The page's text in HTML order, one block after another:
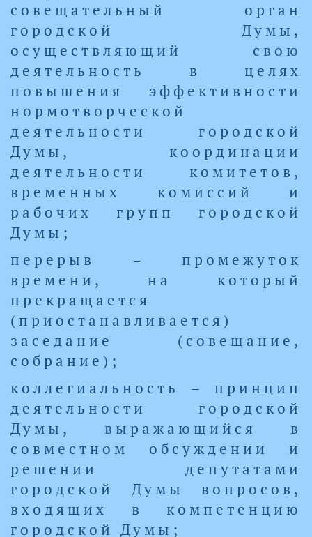
совещательный орган
городской Думы,
осуществляющий свою
деятельность в целях
повышения эффективности
нормотворческой
деятельности городской
Думы, координации
деятельности комитетов,
временных комиссий и
рабочих групп городской
Думы;
перерыв – промежуток
времени, на который
прекращается
(приостанавливается)
заседание (совещание,
собрание);
коллегиальность – принцип
деятельности городской
Думы, выражающийся в
совместном обсуждении и
решении депутатами
городской Думы вопросов,
входящих в компетенцию
городской Думы;